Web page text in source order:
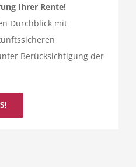
Ihrer Rente!
Durchblick mit
Berücksichtigung der